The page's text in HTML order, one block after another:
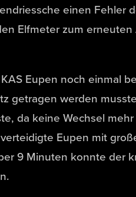
einen Fehler
Elfmeter zum erneuten
Eupen noch einmal
getragen werden
da keine Wechsel mehr
Eupen mit
9 Minuten konnte der